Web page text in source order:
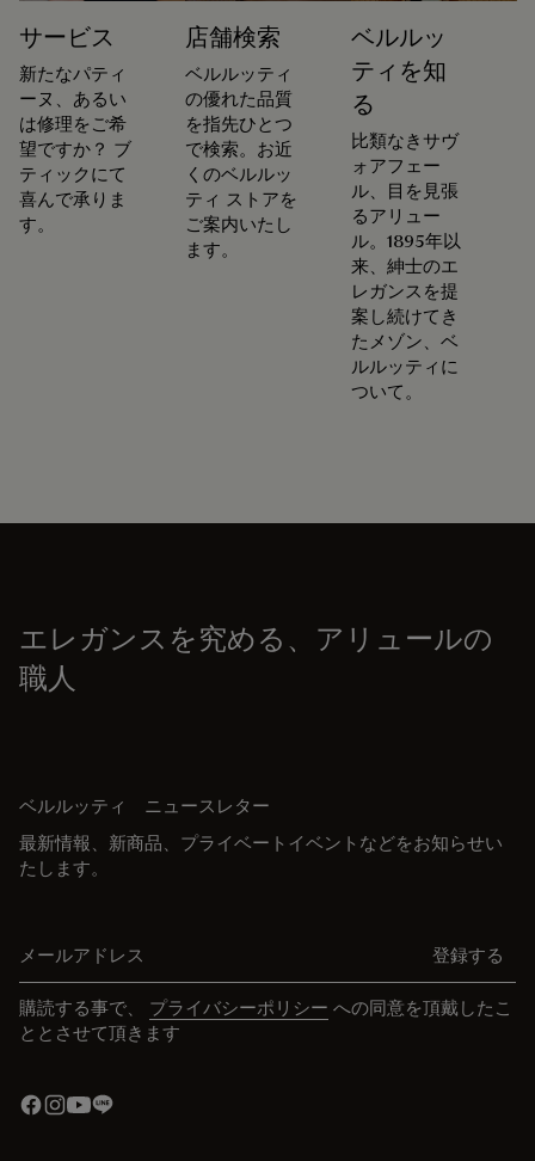
サービス
新たなパティ
ーヌ、あるい
は修理をご希
望ですか？ ブ
ティックにて
喜んで承りま
す。
店舗検索
ベルルッティ
の優れた品質
を指先ひとつ
で検索。お近
くのベルルッ
ティ ストアを
ご案内いたし
ます。
ベルルッ
ティを知
る
比類なきサヴ
ォアフェー
ル、目を見張
るアリュー
ル。1895年以
来、紳士のエ
レガンスを提
案し続けてき
たメゾン、ベ
ルルッティに
ついて。
エレガンスを究める、アリュールの
職人
ベルルッティ ニュースレター
最新情報、新商品、プライベートイベントなどをお知らせい
たします。
登録する
購読する事で、 プライバシーポリシー への同意を頂戴したこ
ととさせて頂きます